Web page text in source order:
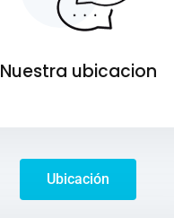
Nuestra ubicacion
Ubicación